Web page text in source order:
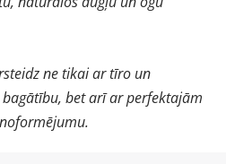
ne tikai ar tīro un
bet arī ar perfektajām